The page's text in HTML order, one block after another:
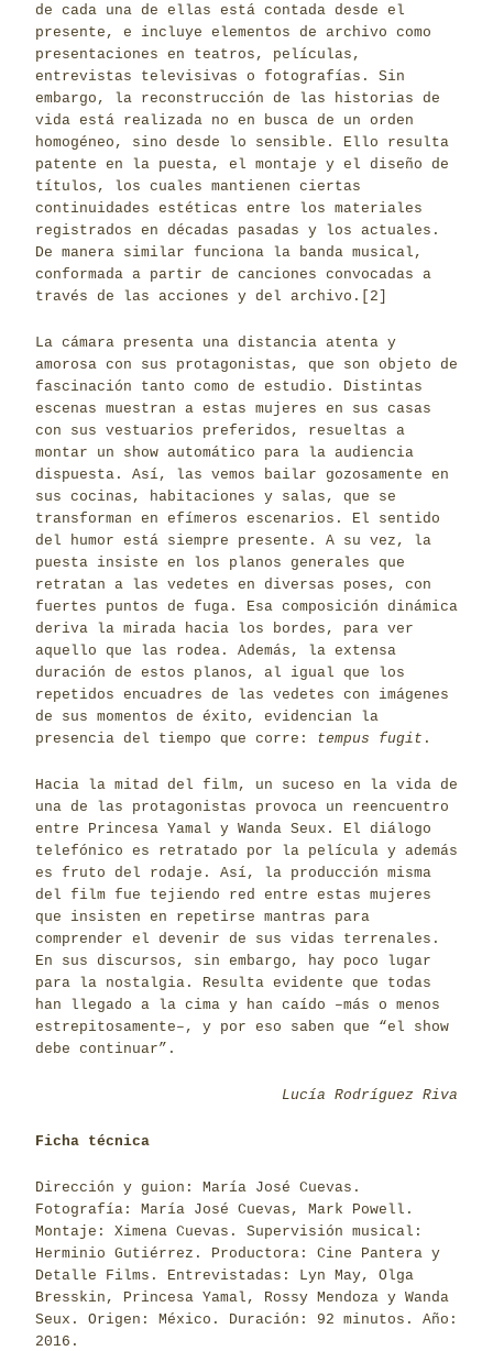
de cada una de ellas está contada desde el
presente, e incluye elementos de archivo como
presentaciones en teatros, películas,
entrevistas televisivas o fotografías. Sin
embargo, la reconstrucción de las historias de
vida está realizada no en busca de un orden
homogéneo, sino desde lo sensible. Ello resulta
patente en la puesta, el montaje y el diseño de
títulos, los cuales mantienen ciertas
continuidades estéticas entre los materiales
registrados en décadas pasadas y los actuales.
De manera similar funciona la banda musical,
conformada a partir de canciones convocadas a
través de las acciones y del archivo. [2]
La cámara presenta una distancia atenta y
amorosa con sus protagonistas, que son objeto de
fascinación tanto como de estudio. Distintas
escenas muestran a estas mujeres en sus casas
con sus vestuarios preferidos, resueltas a
montar un show automático para la audiencia
dispuesta. Así, las vemos bailar gozosamente en
sus cocinas, habitaciones y salas, que se
transforman en efímeros escenarios. El sentido
del humor está siempre presente. A su vez, la
puesta insiste en los planos generales que
retratan a las vedetes en diversas poses, con
fuertes puntos de fuga. Esa composición dinámica
deriva la mirada hacia los bordes, para ver
aquello que las rodea. Además, la extensa
duración de estos planos, al igual que los
repetidos encuadres de las vedetes con imágenes
de sus momentos de éxito, evidencian la
presencia del tiempo que corre: tempus fugit .
Hacia la mitad del film, un suceso en la vida de
una de las protagonistas provoca un reencuentro
entre Princesa Yamal y Wanda Seux. El diálogo
telefónico es retratado por la película y además
es fruto del rodaje. Así, la producción misma
del film fue tejiendo red entre estas mujeres
que insisten en repetirse mantras para
comprender el devenir de sus vidas terrenales.
En sus discursos, sin embargo, hay poco lugar
para la nostalgia. Resulta evidente que todas
han llegado a la cima y han caído –más o menos
estrepitosamente–, y por eso saben que “el show
debe continuar”.
Lucía Rodríguez Riva
Ficha técnica
Dirección y guion: María José Cuevas.
Fotografía: María José Cuevas, Mark Powell.
Montaje: Ximena Cuevas. Supervisión musical:
Herminio Gutiérrez. Productora: Cine Pantera y
Detalle Films. Entrevistadas: Lyn May, Olga
Bresskin, Princesa Yamal, Rossy Mendoza y Wanda
Seux. Origen: México. Duración: 92 minutos. Año:
2016.